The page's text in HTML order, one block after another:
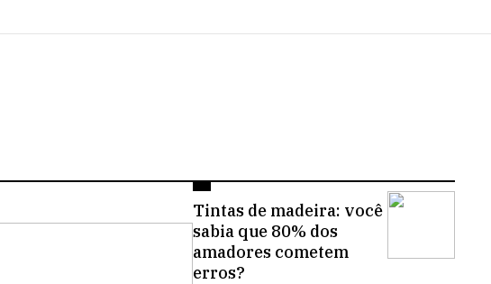
Tintas de madeira: você
sabia que 80% dos
amadores cometem
erros?